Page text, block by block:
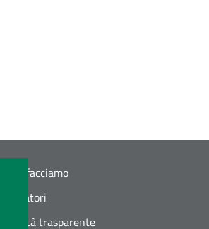
Cosa facciamo
Operatori
Società trasparente